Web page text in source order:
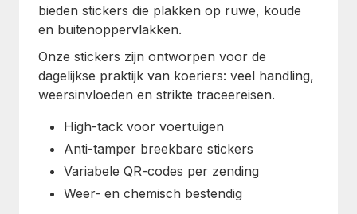
bieden stickers die plakken op ruwe, koude
en buitenoppervlakken.
Onze stickers zijn ontworpen voor de
dagelijkse praktijk van koeriers: veel handling,
weersinvloeden en strikte traceereisen.
High-tack voor voertuigen
Anti-tamper breekbare stickers
Variabele QR-codes per zending
Weer- en chemisch bestendig